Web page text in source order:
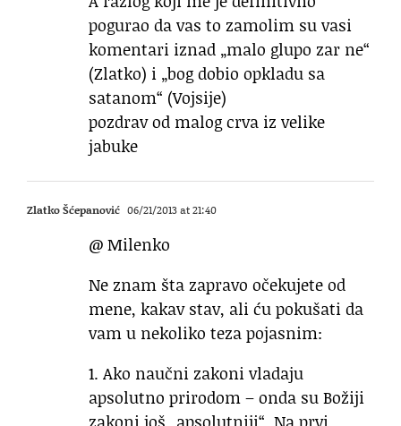
pogurao da vas to zamolim su vasi
komentari iznad „malo glupo zar ne“
(Zlatko) i „bog dobio opkladu sa
satanom“ (Vojsije)
pozdrav od malog crva iz velike
jabuke
Zlatko Šćepanović 06/21/2013 at 21:40
@ Milenko
Ne znam šta zapravo očekujete od
mene, kakav stav, ali ću pokušati da
vam u nekoliko teza pojasnim:
1. Ako naučni zakoni vladaju
apsolutno prirodom – onda su Božiji
zakoni još „apsolutniji“. Na prvi